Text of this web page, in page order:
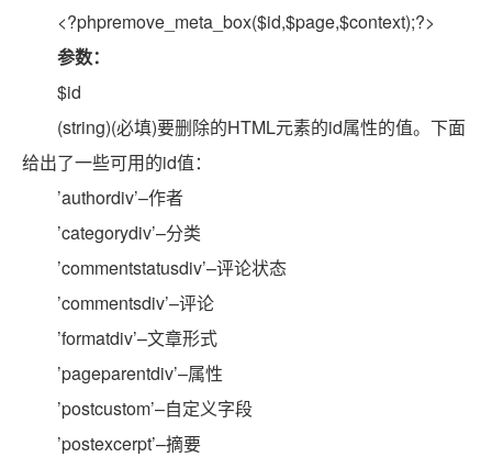
<?phpremove_meta_box($id,$page,$context);?>
参数：
$id
(string)(必填)要删除的HTML元素的id属性的值。下面
给出了一些可用的id值：
’authordiv’–作者
’categorydiv’–分类
’commentstatusdiv’–评论状态
’commentsdiv’–评论
’formatdiv’–文章形式
’pageparentdiv’–属性
’postcustom’–自定义字段
’postexcerpt’–摘要